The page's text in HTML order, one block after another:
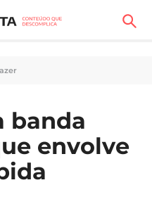
banda
envolve